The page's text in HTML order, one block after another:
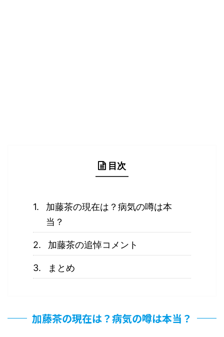
目次
加藤茶の現在は？病気の噂は本
当？
加藤茶の追悼コメント
まとめ
加藤茶の現在は？病気の噂は本当？